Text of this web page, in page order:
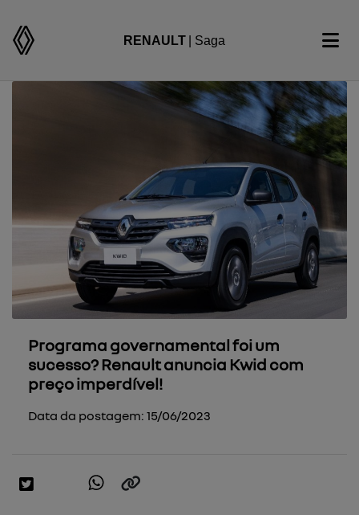
RENAULT | Saga
Programa governamental foi um
sucesso? Renault anuncia Kwid com
preço imperdível!
Data da postagem: 15/06/2023